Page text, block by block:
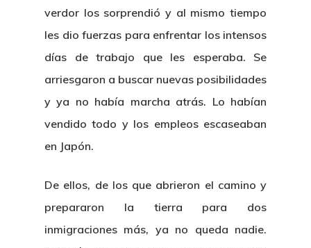
verdor los sorprendió y al mismo tiempo
les dio fuerzas para enfrentar los intensos
días de trabajo que les esperaba. Se
arriesgaron a buscar nuevas posibilidades
y ya no había marcha atrás. Lo habían
vendido todo y los empleos escaseaban
en Japón.
De ellos, de los que abrieron el camino y
prepararon la tierra para dos
inmigraciones más, ya no queda nadie.